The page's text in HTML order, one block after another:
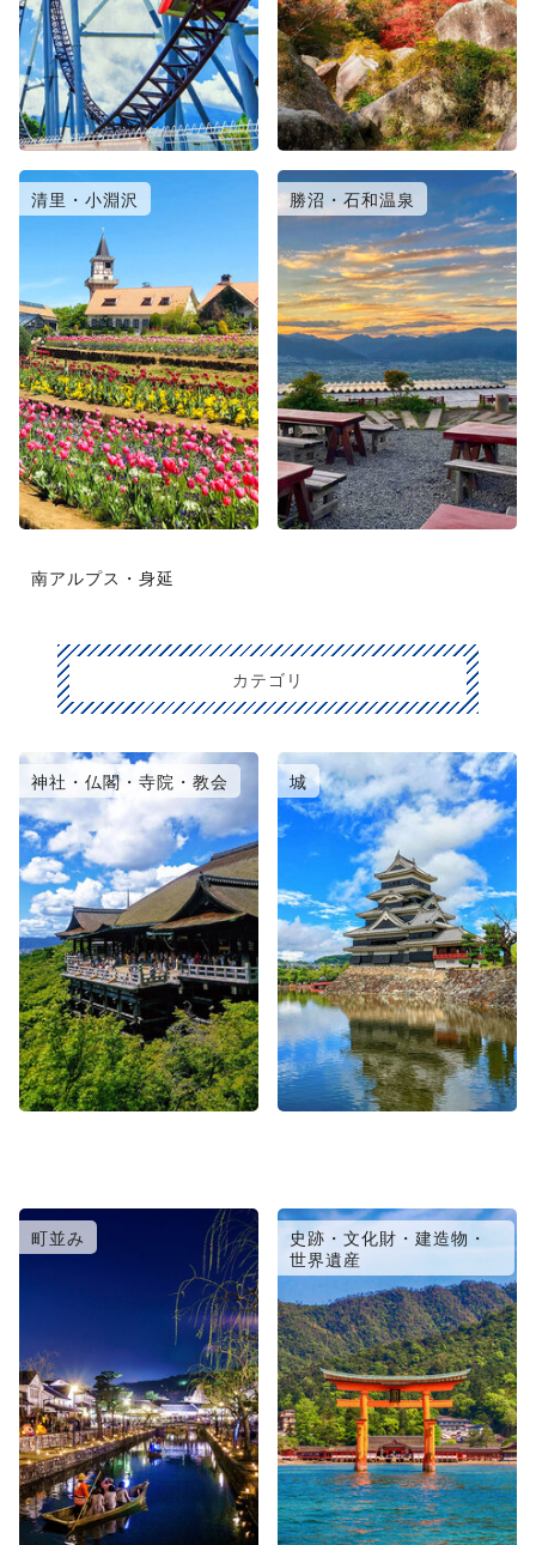
清里・小淵沢 勝沼・石和温泉
南アルプス・身延
カテゴリ
神社・仏閣・寺院・教会 城
町並み
史跡・文化財・建造物・
世界遺産